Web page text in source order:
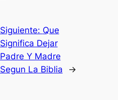
Siguiente: Que
Significa Dejar
Padre Y Madre
Segun La Biblia
→